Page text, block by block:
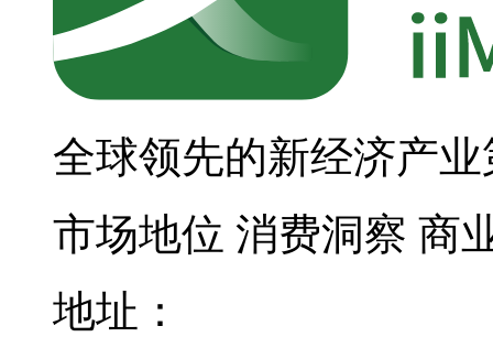
全球领先的新经济产
市场地位 消费洞察 商
地址：